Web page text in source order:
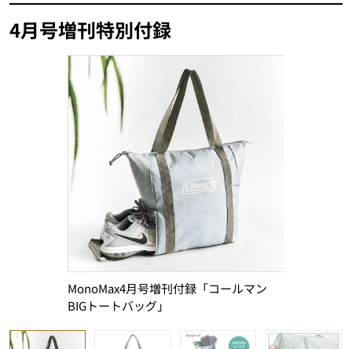
4月号増刊特別付録
MonoMax4月号増刊付録「コールマン
BIGトートバッグ」